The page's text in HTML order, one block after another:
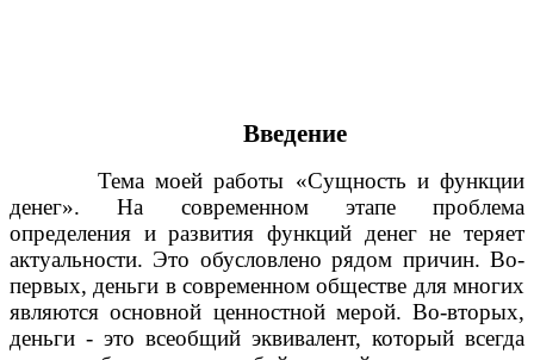
Введение
Тема моей работы «Сущность и функции
денег». На современном этапе проблема
определения и развития функций денег не теряет
актуальности. Это обусловлено рядом причин. Во-
первых, деньги в современном обществе для многих
являются основной ценностной мерой. Во-вторых,
деньги - это всеобщий эквивалент, который всегда